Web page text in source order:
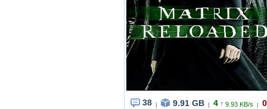
38 9.91 GB 4 ↑ 9.93 KB/s 0